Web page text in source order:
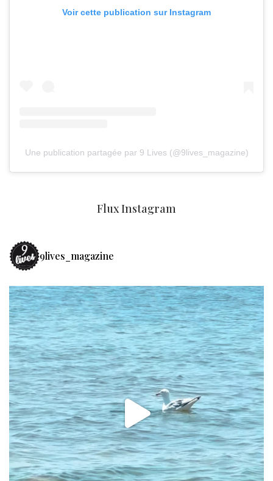
Voir cette publication sur Instagram
Une publication partagée par 9 Lives (@9lives_magazine)
Flux Instagram
9lives_magazine